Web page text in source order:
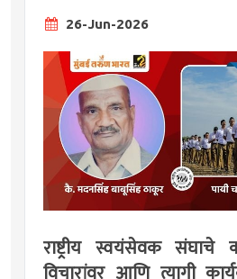
26-Jun-2026
राष्ट्रीय स्वयंसेवक संघाचे